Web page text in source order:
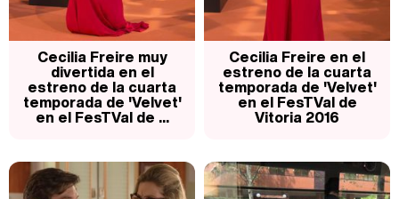
Cecilia Freire muy
divertida en el
estreno de la cuarta
temporada de 'Velvet'
en el FesTVal de ...
Cecilia Freire en el
estreno de la cuarta
temporada de 'Velvet'
en el FesTVal de
Vitoria 2016